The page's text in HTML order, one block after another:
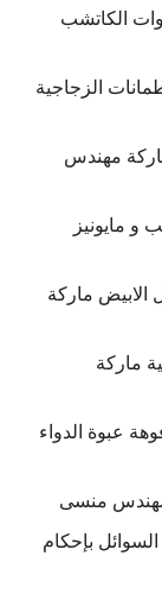
الكاتشب
الزجاجية
مهندس
مايونيز
ماركة
ماركة
عبوة الدواء
منسى
بإحكام